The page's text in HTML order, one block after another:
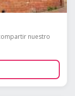
nuestro